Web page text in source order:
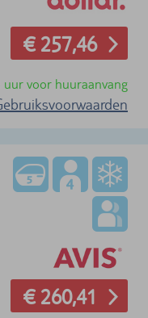
€ 257,46
voor huuraanvang
€ 260,41